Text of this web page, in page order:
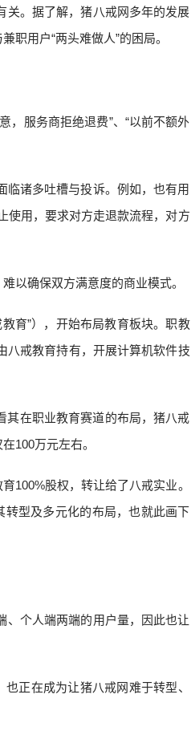
关。据了解，猪八戒网多年的发展
职用户“两头难做人”的困局。
，服务商拒绝退费”、“以前不额外
临诸多吐槽与投诉。例如，也有用
使用，要求对方走退款流程，对方
以确保双方满意度的商业模式。
育”），开始布局教育板块。职教
八戒教育持有，开展计算机软件技
其在职业教育赛道的布局，猪八戒
100万元左右。
100%股权，转让给了八戒实业。
型及多元化的布局，也就此画下
、个人端两端的用户量，因此也让
正在成为让猪八戒网难于转型、